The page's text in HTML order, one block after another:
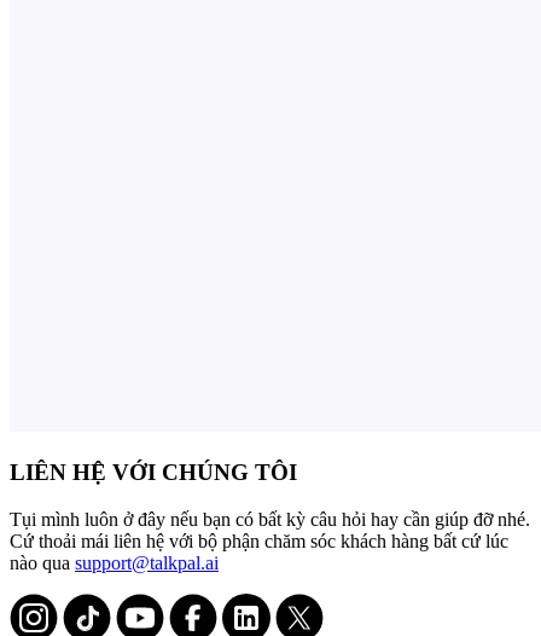
LIÊN HỆ VỚI CHÚNG TÔI
Tụi mình luôn ở đây nếu bạn có bất kỳ câu hỏi hay cần giúp đỡ nhé.
Cứ thoải mái liên hệ với bộ phận chăm sóc khách hàng bất cứ lúc
nào qua support@talkpal.ai